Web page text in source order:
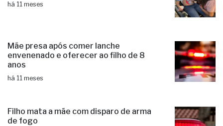
há 11 meses
Mãe presa após comer lanche
envenenado e oferecer ao filho de 8
anos
há 11 meses
Filho mata a mãe com disparo de arma
de fogo